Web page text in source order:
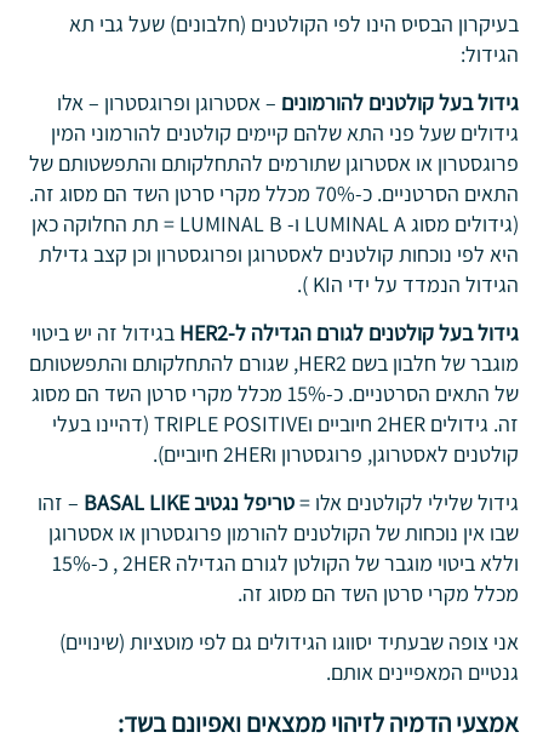
בעיקרון הבסיס הינו לפי הקולטנים (חלבונים) שעל גבי תא
הגידול:
גידול בעל קולטנים להורמונים – אסטרוגן ופרוגסטרון – אלו
גידולים שעל פני התא שלהם קיימים קולטנים להורמוני המין
פרוגסטרון או אסטרוגן שתורמים להתחלקותם והתפשטותם של
התאים הסרטניים. כ-70% מכלל מקרי סרטן השד הם מסוג זה.
(גידולים מסוג LUMINAL A ו- LUMINAL B = תת החלוקה כאן
היא לפי נוכחות קולטנים לאסטרוגן ופרוגסטרון וכן קצב גדילת
הגידול הנמדד על ידי הKI ).
גידול בעל קולטנים לגורם הגדילה ל-HER2
בגידול זה יש ביטוי
מוגבר של חלבון בשם HER2, שגורם להתחלקותם והתפשטותם
של התאים הסרטניים. כ-15% מכלל מקרי סרטן השד הם מסוג
זה. גידולים 2HER חיוביים וTRIPLE POSITIVE (דהיינו בעלי
קולטנים לאסטרוגן, פרוגסטרון ו2HER חיוביים).
גידול שלילי לקולטנים אלו =טריפל נגטיב BASAL LIKE
– זהו
שבו אין נוכחות של הקולטנים להורמון פרוגסטרון או אסטרוגן
וללא ביטוי מוגבר של הקולטן לגורם הגדילה 2HER , כ-15%
מכלל מקרי סרטן השד הם מסוג זה.
אני צופה שבעתיד יסווגו הגידולים גם לפי מוטציות (שינויים)
גנטיים המאפיינים אותם.
אמצעי הדמיה לזיהוי ממצאים ואפיונם בשד: